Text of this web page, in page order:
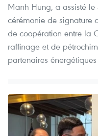
Manh Hung, a assisté
cérémonie de signature
de coopération entre la
raffinage et de
partenaires